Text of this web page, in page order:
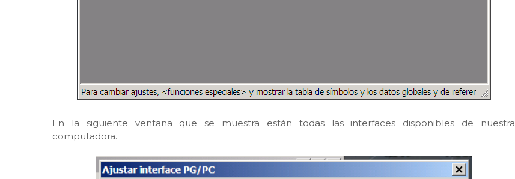
En la siguiente ventana que se muestra están todas las interfaces disponibles de nuestra
computadora.